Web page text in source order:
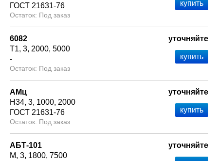
ГОСТ 21631-76
Под заказ
6082
Т1 3 2000 5000
-
Под заказ
уточняйте
АМц
Н34 3 1000 2000
ГОСТ 21631-76
Под заказ
уточняйте
АБТ-101
М 3 1800 7500
уточняйте